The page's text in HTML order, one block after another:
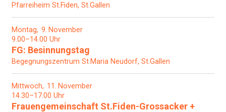
Pfarreiheim St.Fiden, St.Gallen
Montag 9 November
9.00–14.00 Uhr
FG: Besinnungstag
Begegnungszentrum St.Maria Neudorf, St.Gallen
Mittwoch 11
November
14.30–17.00 Uhr
Frauengemeinschaft St.Fiden-Grossacker +